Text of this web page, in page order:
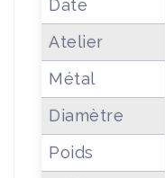
Date
Atelier
Métal
Diamètre
Poids